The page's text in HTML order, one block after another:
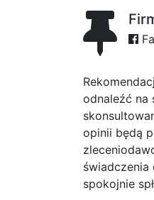
odnaleźć na
opinii będą
spokojnie